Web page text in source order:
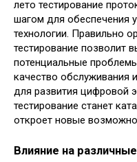
лето тестирование
шагом для обеспечения
технологии. Правильно
тестирование позволит
потенциальные
качество обслуживания
для развития цифровой
тестирование станет
откроет новые
Влияние на